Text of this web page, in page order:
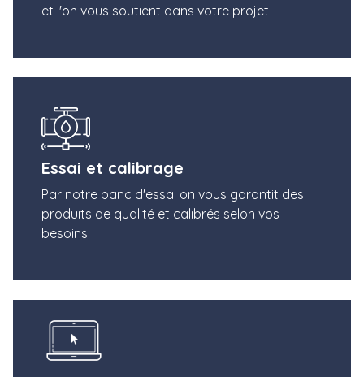
et l'on vous soutient dans votre projet
Essai et calibrage
Par notre banc d'essai on vous garantit des
produits de qualité et calibrés selon vos
besoins